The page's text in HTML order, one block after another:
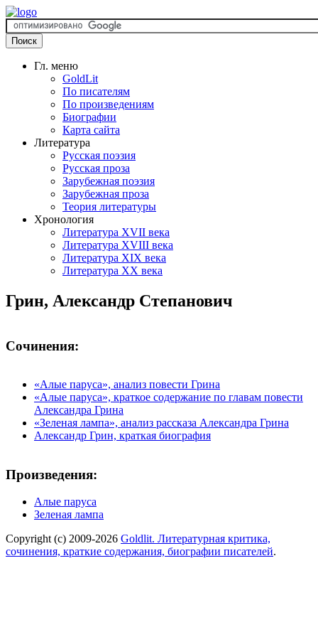
Гл. меню
GoldLit
По писателям
По произведениям
Биографии
Карта сайта
Литература
Русская поэзия
Русская проза
Зарубежная поэзия
Зарубежная проза
Теория литературы
Хронология
Литература XVII века
Литература XVIII века
Литература XIX века
Литература XX века
Грин, Александр Степанович
Сочинения:
«Алые паруса», анализ повести Грина
«Алые паруса», краткое содержание по главам повести
Александра Грина
«Зеленая лампа», анализ рассказа Александра Грина
Александр Грин, краткая биография
Произведения:
Алые паруса
Зеленая лампа
Copyright (c) 2009-2026 Goldlit. Литературная критика,
сочинения, краткие содержания, биографии писателей.